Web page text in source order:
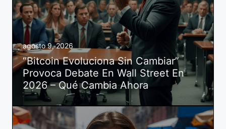
agosto 9, 2026
“Bitcoin Evoluciona Sin Cambiar”
Provoca Debate En Wall Street En
2026 – Qué Cambia Ahora